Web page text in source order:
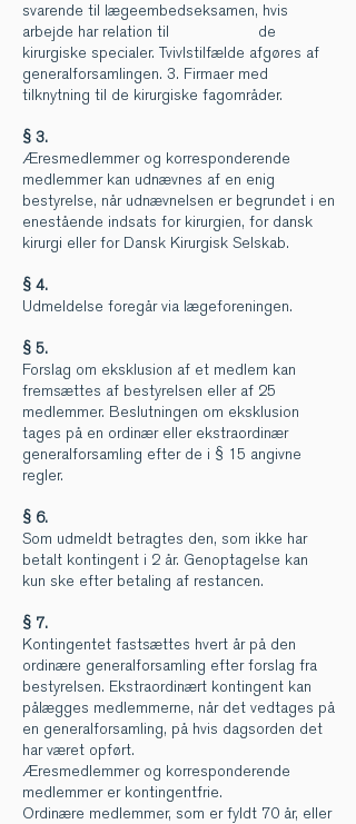
svarende til lægeembedseksamen, hvis
arbejde har relation til de
kirurgiske specialer. Tvivlstilfælde afgøres af
generalforsamlingen. 3. Firmaer med
tilknytning til de kirurgiske fagområder.
§ 3.
Æresmedlemmer og korresponderende
medlemmer kan udnævnes af en enig
bestyrelse, når udnævnelsen er begrundet i en
enestående indsats for kirurgien, for dansk
kirurgi eller for Dansk Kirurgisk Selskab.
§ 4.
Udmeldelse foregår via lægeforeningen.
§ 5.
Forslag om eksklusion af et medlem kan
fremsættes af bestyrelsen eller af 25
medlemmer. Beslutningen om eksklusion
tages på en ordinær eller ekstraordinær
generalforsamling efter de i § 15 angivne
regler.
§ 6.
Som udmeldt betragtes den, som ikke har
betalt kontingent i 2 år. Genoptagelse kan
kun ske efter betaling af restancen.
§ 7.
Kontingentet fastsættes hvert år på den
ordinære generalforsamling efter forslag fra
bestyrelsen. Ekstraordinært kontingent kan
pålægges medlemmerne, når det vedtages på
en generalforsamling, på hvis dagsorden det
har været opført.
Æresmedlemmer og korresponderende
medlemmer er kontingentfrie.
Ordinære medlemmer, som er fyldt 70 år, eller